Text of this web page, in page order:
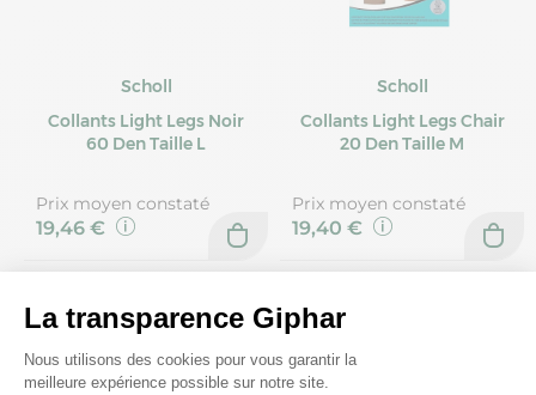
Scholl
Collants Light Legs Noir
60 Den Taille L
Prix moyen constaté
19,46 €
Scholl
Collants Light Legs Chair
20 Den Taille M
Prix moyen constaté
19,40 €